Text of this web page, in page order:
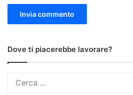
Dove ti piacerebbe lavorare?